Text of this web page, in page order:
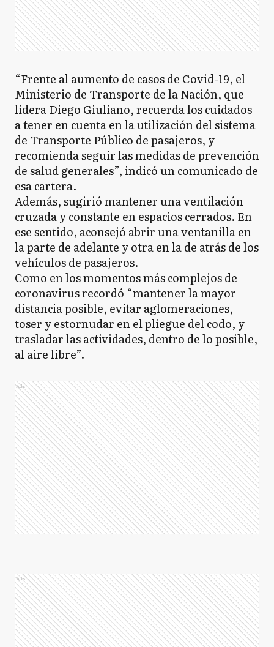
“Frente al aumento de casos de Covid-19, el
Ministerio de Transporte de la Nación, que
lidera Diego Giuliano, recuerda los cuidados
a tener en cuenta en la utilización del sistema
de Transporte Público de pasajeros, y
recomienda seguir las medidas de prevención
de salud generales”, indicó un comunicado de
esa cartera.
Además, sugirió mantener una ventilación
cruzada y constante en espacios cerrados. En
ese sentido, aconsejó abrir una ventanilla en
la parte de adelante y otra en la de atrás de los
vehículos de pasajeros.
Como en los momentos más complejos de
coronavirus recordó “mantener la mayor
distancia posible, evitar aglomeraciones,
toser y estornudar en el pliegue del codo, y
trasladar las actividades, dentro de lo posible,
al aire libre”.
Ads
Ads